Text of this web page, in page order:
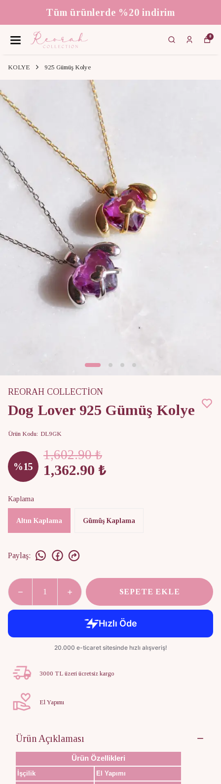
Tüm ürünlerde %20 indirim
0
KOLYE 925 Gümüş Kolye
REORAH COLLECTİON
Dog Lover 925 Gümüş Kolye
Ürün Kodu: DL9GK
%15
1,602.90 ₺
1,362.90 ₺
Kaplama
Altın Kaplama Gümüş Kaplama
Paylaş:
SEPETE EKLE
3000 TL üzeri ücretsiz kargo
El Yapımı
Ürün Açıklaması
Ürün Özellikleri
İşçilik
El Yapımı